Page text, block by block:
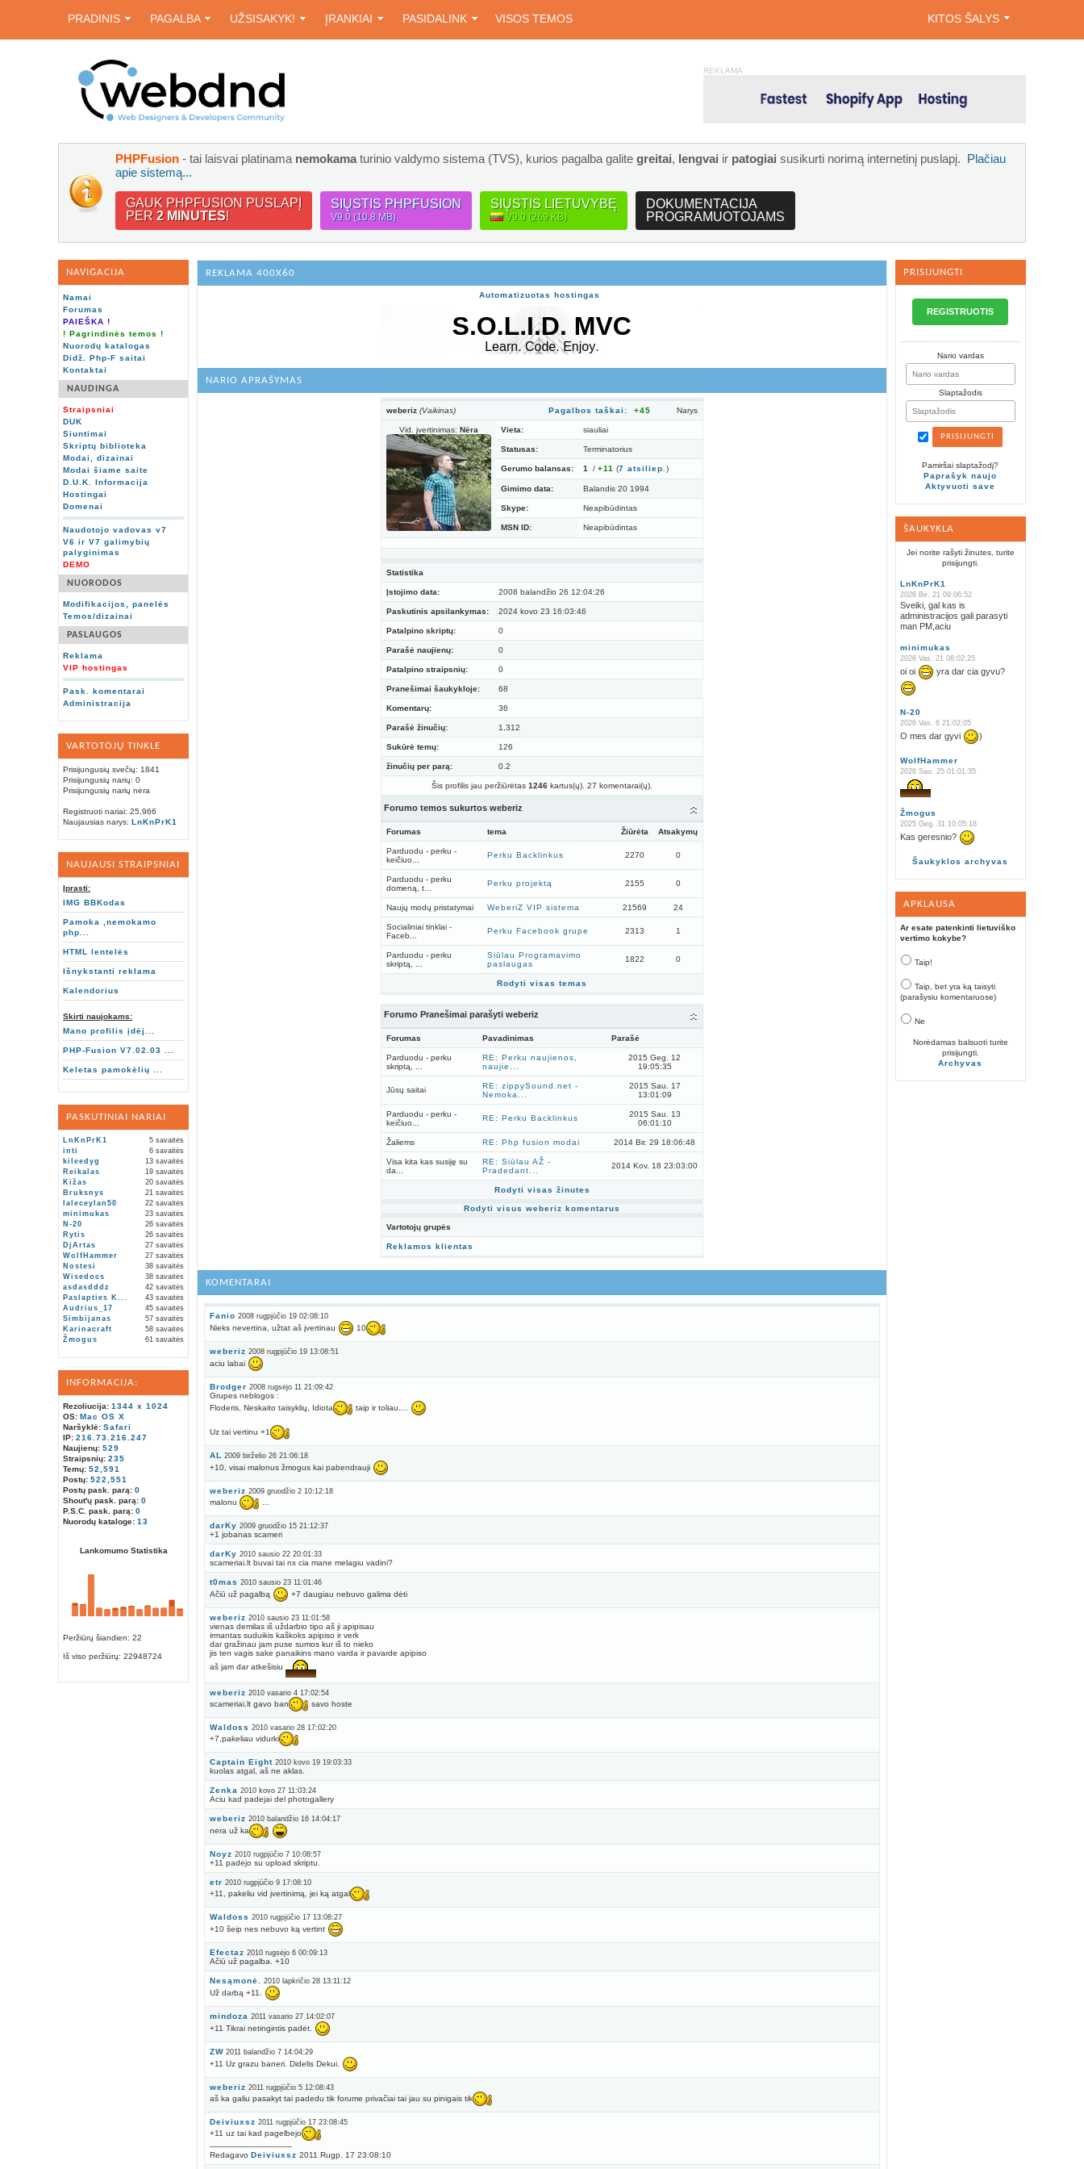
PRADINIS PAGALBA UŽSISAKYK! ĮRANKIAI PASIDALINK VISOS TEMOS KITOS ŠALYS
REKLAMA
PHPFusion - tai laisvai platinama nemokama turinio valdymo sistema (TVS), kurios pagalba galite greitai, lengvai ir patogiai susikurti norimą internetinį puslapį. Plačiau
apie sistemą...
GAUK PHPFUSION PUSLAPĮ
PER 2 MINUTES!
SIŲSTIS PHPFUSION
V9.0 (10.8 MB)
SIŲSTIS LIETUVYBĘ
V9.0 (269 KB)
DOKUMENTACIJA
PROGRAMUOTOJAMS
NAVIGACIJA
Namai
Forumas
PAIEŠKA !
! Pagrindinės temos !
Nuorodų katalogas
Didž. Php-F saitai
Kontaktai
NAUDINGA
Straipsniai
DUK
Siuntimai
Skriptų biblioteka
Modai, dizainai
Modai šiame saite
D.U.K. Informacija
Hostingai
Domenai
Naudotojo vadovas v7
V6 ir V7 galimybių
palyginimas
DEMO
NUORODOS
Modifikacijos, panelės
Temos/dizainai
PASLAUGOS
Reklama
VIP hostingas
Pask. komentarai
Administracija
VARTOTOJŲ TINKLE
Prisijungusių svečių: 1841
Prisijungusių narių: 0
Prisijungusių narių nėra
Registruoti nariai: 25,966
Naujausias narys: LnKnPrK1
NAUJAUSI STRAIPSNIAI
Įprasti:
IMG BBKodas
Pamoka ,nemokamo
php...
HTML lentelės
Išnykstanti reklama
Kalendorius
Skirti naujokams:
Mano profilis įdėj...
PHP-Fusion V7.02.03 ...
Keletas pamokėlių ...
PASKUTINIAI NARIAI
LnKnPrK1
5 savaitės
inti
6 savaitės
kileedyg
13 savaitės
Reikalas
19 savaitės
Kižas
20 savaitės
Bruksnys
21 savaitės
laleceylan50
22 savaitės
minimukas
23 savaitės
N-20
26 savaitės
Rytis
26 savaitės
DjArtas
27 savaitės
WolfHammer
27 savaitės
Nostesi
38 savaitės
Wisedocs
38 savaitės
asdasdddz
42 savaitės
Paslapties K...
43 savaitės
Audrius_17
45 savaitės
Simbijanas
57 savaitės
Karinacraft
58 savaitės
Žmogus
61 savaitės
INFORMACIJA:
Rezoliucija: 1344 x 1024
OS: Mac OS X
Naršyklė: Safari
IP: 216.73.216.247
Naujienų: 529
Straipsnių: 235
Temų: 52,591
Postų: 522,551
Postų pask. parą: 0
Shout'ų pask. parą: 0
P.S.C. pask. parą: 0
Nuorodų kataloge: 13
Lankomumo Statistika
Peržiūrų šiandien: 22
Iš viso peržiūrų: 22948724
PRISIJUNGTI
REGISTRUOTIS
Nario vardas
Slaptažodis
Pamiršai slaptažodį?
Paprašyk naujo
Aktyvuoti save
ŠAUKYKLA
Jei norite rašyti žinutes, turite
prisijungti.
LnKnPrK1
2026 Bir. 21 09:06:52
Sveiki, gal kas is
administracijos gali parasyti
man PM,aciu
minimukas
2026 Vas. 21 08:02:25
oi oi yra dar cia gyvu?
N-20
2026 Vas. 6 21:02:05
O mes dar gyvi )
WolfHammer
2026 Sau. 25 01:01:35
Žmogus
2025 Geg. 31 10:05:18
Kas geresnio?
Šaukyklos archyvas
APKLAUSA
Ar esate patenkinti lietuviško
vertimo kokybe?
Taip!
Taip, bet yra ką taisyti
(parašysiu komentaruose)
Ne
Norėdamas balsuoti turite
prisijungti.
Archyvas
REKLAMA 400X60
Automatizuotas hostingas
NARIO APRAŠYMAS
weberiz (Vaikinas) Pagalbos taškai: +45 Narys
Vid. įvertinimas: Nėra Vieta: siauliai
Statusas: Terminatorius
Gerumo balansas: 1 / +11 (7 atsiliep. )
Gimimo data: Balandis 20 1994
Skype: Neapibūdintas
MSN ID: Neapibūdintas
Statistika
Įstojimo data: 2008 balandžio 26 12:04:26
Paskutinis apsilankymas: 2024 kovo 23 16:03:46
Patalpino skriptų: 0
Parašė naujienų: 0
Patalpino straipsnių: 0
Pranešimai šaukykloje: 68
Komentarų: 36
Parašė žinučių: 1,312
Sukūrė temų: 126
žinučių per parą: 0.2
Šis profilis jau peržiūrėtas 1246 kartus(ų). 27 komentarai(ų).
Forumo temos sukurtos weberiz
Forumas tema Žiūrėta Atsakymų
Parduodu - perku -
keičiuo...
Perku Backlinkus 2270 0
Parduodu - perku
domeną, t...
Perku projektą 2155 0
Naujų modų pristatymai WeberiZ VIP sistema 21569 24
Socialiniai tinklai -
Faceb...
Perku Facebook grupe 2313 1
Parduodu - perku
skriptą, ...
Siūlau Programavimo
paslaugas
1822 0
Rodyti visas temas
Forumo Pranešimai parašyti weberiz
Forumas Pavadinimas Parašė
Parduodu - perku
skriptą, ...
RE: Perku naujienos,
naujie...
2015 Geg. 12
19:05:35
Jūsų saitai
RE: zippySound.net -
Nemoka...
2015 Sau. 17
13:01:09
Parduodu - perku -
keičiuo...
RE: Perku Backlinkus
2015 Sau. 13
06:01:10
Žaliems RE: Php fusion modai 2014 Bir. 29 18:06:48
Visa kita kas susiję su
da...
RE: Siūlau AŽ -
Pradedant...
2014 Kov. 18 23:03:00
Rodyti visas žinutes
Rodyti visus weberiz komentarus
Vartotojų grupės
Reklamos klientas
KOMENTARAI
Fanio 2008 rugpjūčio 19 02:08:10
Nieks nevertina, užtat aš įvertinau 10
weberiz 2008 rugpjūčio 19 13:08:51
aciu labai
Brodger 2008 rugsėjo 11 21:09:42
Grupes neblogos :
Floderis, Neskaito taisyklių, Idiota
taip ir toliau....
Uz tai vertinu +1
AL 2009 birželio 26 21:06:18
+10, visai malonus žmogus kai pabendrauji
weberiz 2009 gruodžio 2 10:12:18
malonu
darKy 2009 gruodžio 15 21:12:37
+1 jobanas scameri
darKy 2010 sausio 22 20:01:33
scameriai.lt buvai tai nx cia mane melagiu vadini?
t0mas 2010 sausio 23 11:01:46
Ačiū už pagalbą +7 daugiau nebuvo galima dėti
weberiz 2010 sausio 23 11:01:58
vienas demilas iš uždarbio tipo aš ji apipisau
irmantas suduikis kaškoks apipiso ir verk
dar gražinau jam puse sumos kur iš to nieko
jis ten vagis sake panaikins mano varda ir pavarde apipiso
aš jam dar atkešisiu
weberiz 2010 vasario 4 17:02:54
scameriai.lt gavo ban savo hoste
Waldoss 2010 vasario 28 17:02:20
+7,pakeliau vidurki
Captain Eight 2010 kovo 19 19:03:33
kuolas atgal, aš ne aklas.
Zenka 2010 kovo 27 11:03:24
Aciu kad padejai del photogallery
weberiz 2010 balandžio 16 14:04:17
nera už ka
Noyz 2010 rugpjūčio 7 10:08:57
+11 padėjo su upload skriptu.
etr 2010 rugpjūčio 9 17:08:10
+11, pakeliu vid įvertinimą, jei ką atgal
Waldoss 2010 rugpjūčio 17 13:08:27
+10 šeip nes nebuvo ką vertint
Efectaz 2010 rugsėjo 6 00:09:13
Ačiū už pagalba. +10
Nesąmonė. 2010 lapkričio 28 13:11:12
Už darbą +11.
mindoza 2011 vasario 27 14:02:07
+11 Tikrai netingintis padėt.
ZW 2011 balandžio 7 14:04:29
+11 Uz grazu baneri. Didelis Dekui.
weberiz 2011 rugpjūčio 5 12:08:43
aš ka galiu pasakyt tai padedu tik forume privačiai tai jau su pinigais tik
Deiviuxsz 2011 rugpjūčio 17 23:08:45
+11 uz tai kad pagelbejo
----------------------------------
RedagavoDeiviuxsz 2011 Rugp. 17 23:08:10